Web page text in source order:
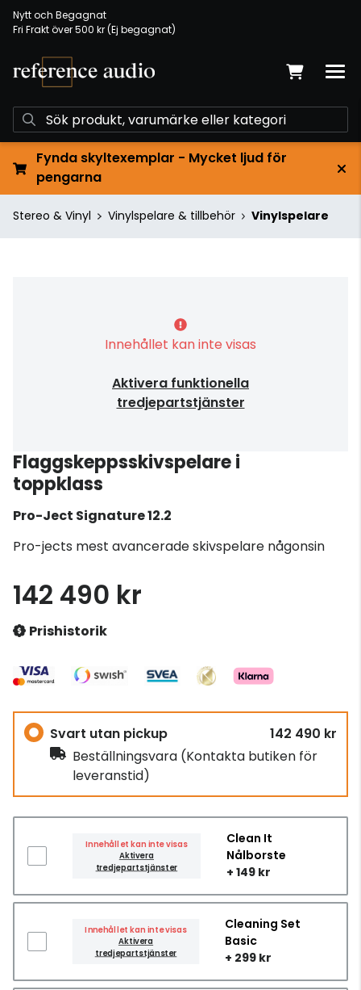
Nytt och Begagnat
Fri Frakt över 500 kr (Ej begagnat)
Fynda skyltexemplar - Mycket ljud för
pengarna
Stereo & Vinyl Vinylspelare & tillbehör Vinylspelare
Innehållet kan inte visas
Aktivera funktionella
tredjepartstjänster
Flaggskeppsskivspelare i
toppklass
Pro-Ject Signature 12.2
Pro-jects mest avancerade skivspelare någonsin
142 490 kr
Prishistorik
Svart utan pickup
142 490 kr
Beställningsvara (Kontakta butiken för
leveranstid)
Innehållet kan inte visas
Aktivera
tredjepartstjänster
Clean It
Nålborste
+ 149 kr
Innehållet kan inte visas
Aktivera
tredjepartstjänster
Cleaning Set
Basic
+ 299 kr